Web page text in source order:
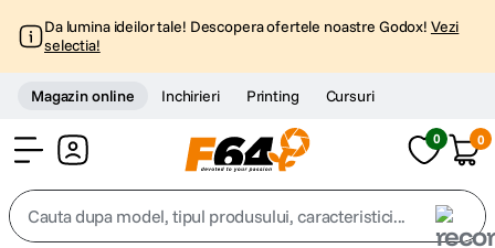
Da lumina ideilor tale! Descopera ofertele noastre Godox! Vezi
selectia!
Magazin online Inchirieri Printing Cursuri
0 0
Cauta dupa model, tipul produsului, caracteristici...